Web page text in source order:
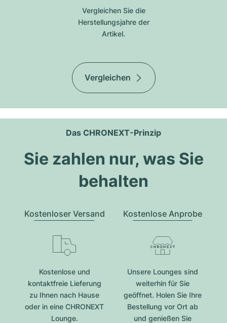
Vergleichen Sie die
Herstellungsjahre der
Artikel.
Vergleichen
Das CHRONEXT-Prinzip
Sie zahlen nur, was Sie
behalten
Kostenloser Versand
Kostenlose und
kontaktfreie Lieferung
zu Ihnen nach Hause
oder in eine CHRONEXT
Lounge.
Kostenlose Anprobe
Unsere Lounges sind
weiterhin für Sie
geöffnet. Holen Sie Ihre
Bestellung vor Ort ab
und genießen Sie